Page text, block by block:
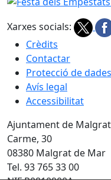
Xarxes socials:
Crèdits
Contactar
Protecció de dades
Avís legal
Accessibilitat
Ajuntament de
Carme, 30
08380 Malgrat de Mar
Tel. 93 765 33 00